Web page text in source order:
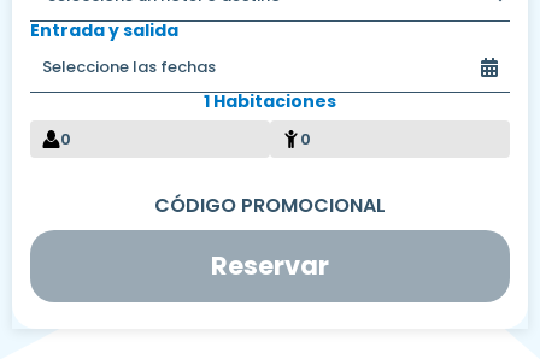
Entrada y salida
1 Habitaciones
0 0
Reservar